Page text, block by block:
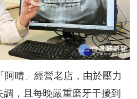
晴」經營老店， 由於壓力
，且每晚嚴重磨牙干擾到